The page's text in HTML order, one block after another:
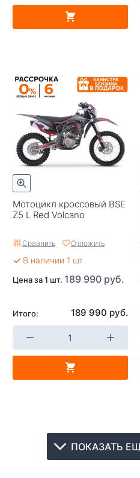
Мотоцикл кроссовый BSE
Z5 L Red Volcano
Сравнить Отложить
В наличии 1 шт
Цена за 1 шт. 189 990 руб.
Итого: 189 990 руб.
ПОКАЗАТЬ